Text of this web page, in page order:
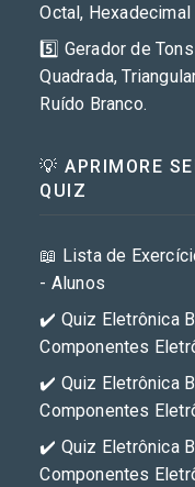
Octal, Hexadecimal
5️⃣ Gerador de
Quadrada,
Ruído Branco.
💡 APRIMORE
QUIZ
📖 Lista de
- Alunos
✔️ Quiz Eletrônica
Componentes
✔️ Quiz Eletrônica
Componentes
✔️ Quiz Eletrônica
Componentes